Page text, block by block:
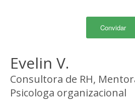
Convidar
Evelin V.
Consultora de RH,
Psicologa organizacional